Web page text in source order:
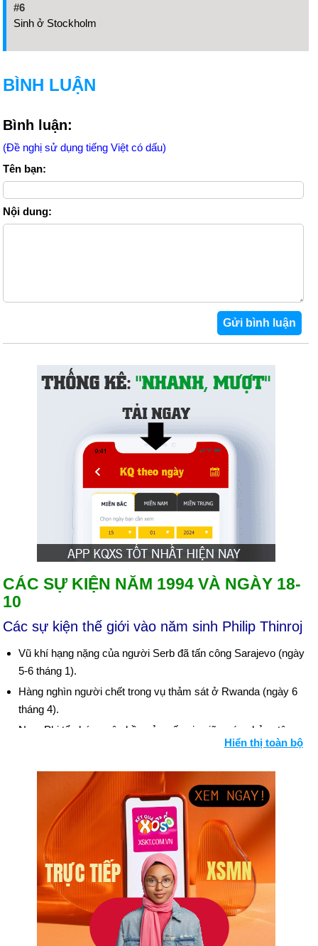
#6
Sinh ở Stockholm
BÌNH LUẬN
Bình luận:
(Đề nghị sử dụng tiếng Việt có dấu)
Tên bạn:
Nội dung:
CÁC SỰ KIỆN NĂM 1994 VÀ NGÀY 18-
10
Các sự kiện thế giới vào năm sinh Philip Thinroj
Vũ khí hạng nặng của người Serb đã tấn công Sarajevo (ngày
5-6 tháng 1).
Hàng nghìn người chết trong vụ thảm sát ở Rwanda (ngày 6
tháng 4).
Nam Phi tổ chức cuộc bầu cử quốc gia giữa các chủng tộc
đầu tiên (ngày 29 tháng 4); Nelson Mandela được bầu làm
Israel ký hiệp ước với người Palestine (ngày 4 tháng 5), hiệp
ước hòa bình với Jordan (ngày 17 tháng 10).
IRA tuyên bố ngừng bắn ở Bắc Ireland (ngày 31 tháng 8).
Những người theo đạo Tin lành Ulster tuyên bố ngừng bắn
(ngày 13 tháng 10).
Aristide trở lại Haiti (ngày 4 tháng 10), thành lập Chính phủ với
Thủ tướng và Nội các đầy đủ (ngày 9 tháng 11).
Hoa Kỳ cử lực lượng đến Vịnh Ba Tư (ngày 7 tháng 10).
Người Nga tấn công Cộng hòa Chechnya ly khai (ngày 11
Hiển thị toàn bộ